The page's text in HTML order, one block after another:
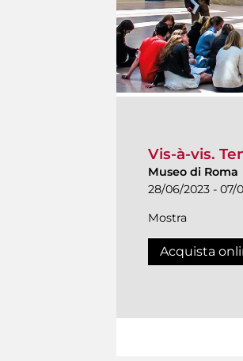
Vis-à-vis.
Museo di Roma
28/06/2023 - 07/
Mostra
Acquista